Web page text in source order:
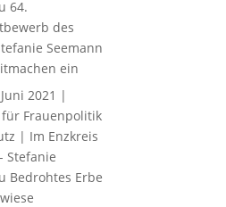
64.
des
Seemann
ein
2021 |
Frauenpolitik
| Im Enzkreis
Stefanie
Bedrohtes Erbe